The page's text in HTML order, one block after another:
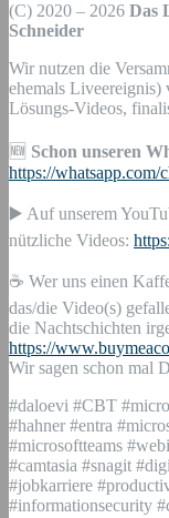
(C) 2020 – 2026 Das
Schneider
Wir nutzen die
ehemals
Lösungs-Videos,
🆕 Schon unseren
https://
▶️ Auf unserem
nützliche Videos:
☕ Wer uns einen
das/die Video(s)
die Nachtschichten
https://
Wir sagen schon mal
#daloevi #CBT
#hahner #entra
#microsoftteams
#camtasia #snagit
#jobkarriere
#informationsecurity